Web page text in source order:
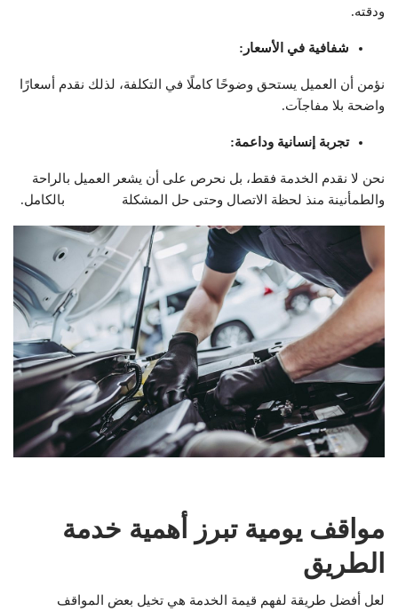
ودقته.
شفافية في الأسعار :
نؤمن أن العميل يستحق وضوحًا كاملًا في التكلفة، لذلك نقدم أسعارًا
واضحة بلا مفاجآت.
تجربة إنسانية وداعمة:
نحن لا نقدم الخدمة فقط، بل نحرص على أن يشعر العميل بالراحة
والطمأنينة منذ لحظة الاتصال وحتى حل المشكلة بالكامل.
مواقف يومية تبرز أهمية خدمة
الطريق
لعل أفضل طريقة لفهم قيمة الخدمة هي تخيل بعض المواقف